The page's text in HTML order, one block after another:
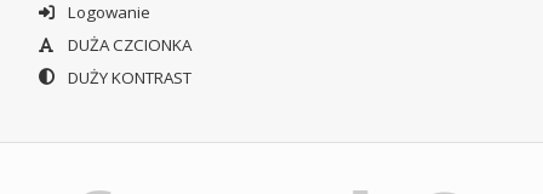
Logowanie
DUŻA CZCIONKA
DUŻY KONTRAST